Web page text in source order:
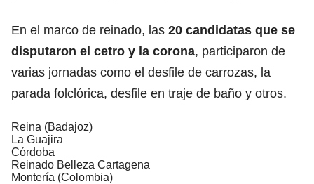
En el marco de reinado, las 20 candidatas que se
disputaron el cetro y la corona, participaron de
varias jornadas como el desfile de carrozas, la
parada folclórica, desfile en traje de baño y otros.
Reina (Badajoz)
La Guajira
Córdoba
Reinado Belleza Cartagena
Montería (Colombia)